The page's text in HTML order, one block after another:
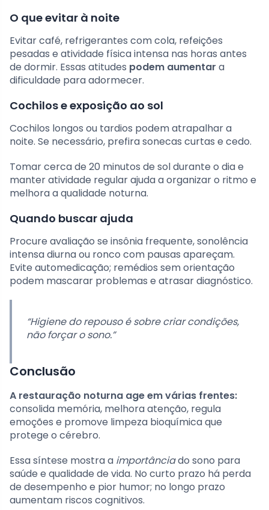
O que evitar à noite
Evitar café, refrigerantes com cola, refeições
pesadas e atividade física intensa nas horas antes
de dormir. Essas atitudes podem aumentar a
dificuldade para adormecer.
Cochilos e exposição ao sol
Cochilos longos ou tardios podem atrapalhar a
noite. Se necessário, prefira sonecas curtas e cedo.
Tomar cerca de 20 minutos de sol durante o dia e
manter atividade regular ajuda a organizar o ritmo e
melhora a qualidade noturna.
Quando buscar ajuda
Procure avaliação se insônia frequente, sonolência
intensa diurna ou ronco com pausas apareçam.
Evite automedicação; remédios sem orientação
podem mascarar problemas e atrasar diagnóstico.
“Higiene do repouso é sobre criar condições,
não forçar o sono.”
Conclusão
A restauração noturna age em várias frentes:
consolida memória, melhora atenção, regula
emoções e promove limpeza bioquímica que
protege o cérebro.
Essa síntese mostra a importânciado sono para
saúde e qualidade de vida. No curto prazo há perda
de desempenho e pior humor; no longo prazo
aumentam riscos cognitivos.